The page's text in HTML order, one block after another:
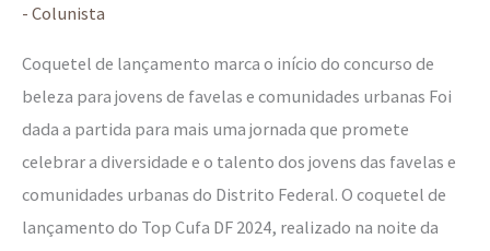
- Colunista
Coquetel de lançamento marca o início do concurso de
beleza para jovens de favelas e comunidades urbanas Foi
dada a partida para mais uma jornada que promete
celebrar a diversidade e o talento dos jovens das favelas e
comunidades urbanas do Distrito Federal. O coquetel de
lançamento do Top Cufa DF 2024, realizado na noite da
vem
Top